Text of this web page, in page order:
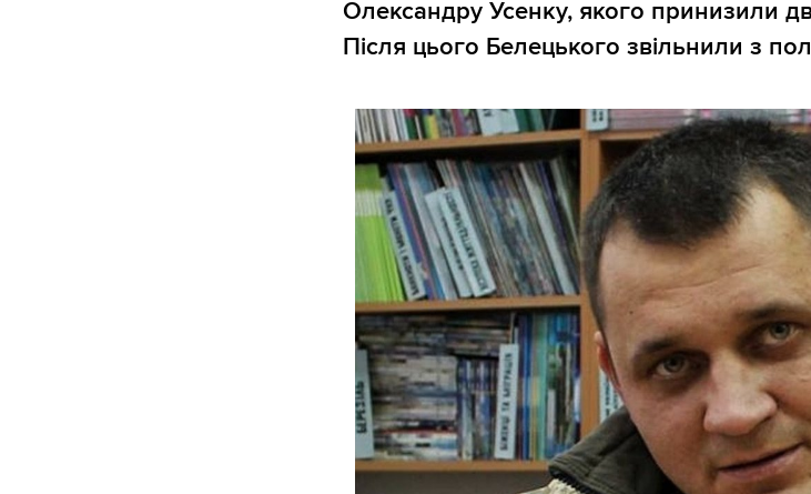
Олександру Усенку, якого принизили
Після цього Белецького звільнили з